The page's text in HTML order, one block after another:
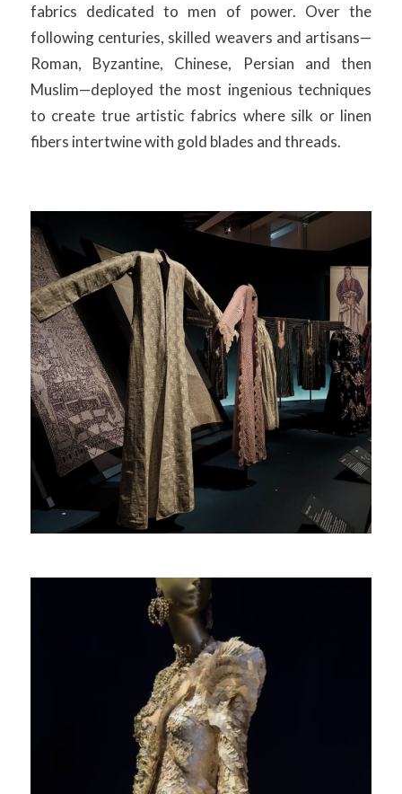
fabrics dedicated to men of power. Over the
following centuries, skilled weavers and artisans—
Roman, Byzantine, Chinese, Persian and then
Muslim—deployed the most ingenious techniques
to create true artistic fabrics where silk or linen
fibers intertwine with gold blades and threads.